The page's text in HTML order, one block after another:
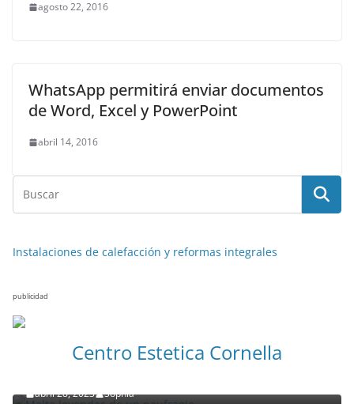
agosto 22, 2016
WhatsApp permitirá enviar documentos
de Word, Excel y PowerPoint
abril 14, 2016
Instalaciones de calefacción y reformas integrales
publicidad
Centro Estetica Cornella
abril 28, 2023 Sophia